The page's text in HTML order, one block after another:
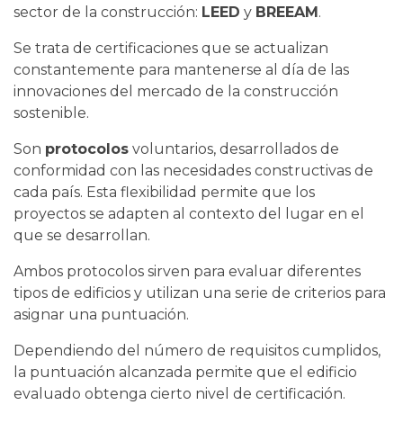
sector de la construcción: LEED y BREEAM.
Se trata de certificaciones que se actualizan
constantemente para mantenerse al día de las
innovaciones del mercado de la construcción
sostenible.
Son protocolos voluntarios, desarrollados de
conformidad con las necesidades constructivas de
cada país. Esta flexibilidad permite que los
proyectos se adapten al contexto del lugar en el
que se desarrollan.
Ambos protocolos sirven para evaluar diferentes
tipos de edificios y utilizan una serie de criterios para
asignar una puntuación.
Dependiendo del número de requisitos cumplidos,
la puntuación alcanzada permite que el edificio
evaluado obtenga cierto nivel de certificación.